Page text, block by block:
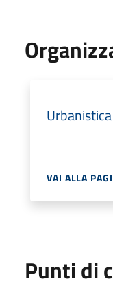
Urbanistica
VAI ALLA
Punti di